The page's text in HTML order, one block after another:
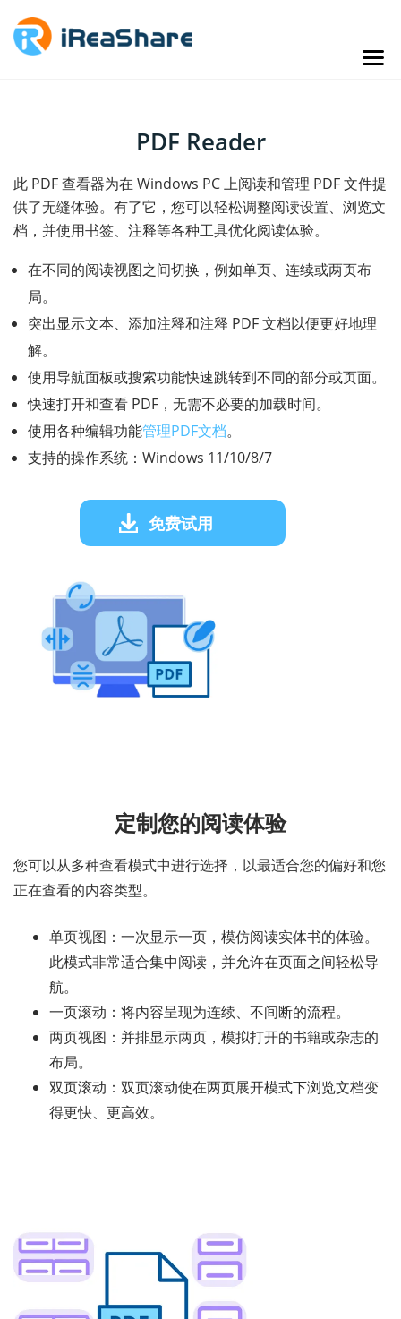
PDF Reader
此 PDF 查看器为在 Windows PC 上阅读和管理 PDF 文件提
供了无缝体验。有了它，您可以轻松调整阅读设置、浏览文
档，并使用书签、注释等各种工具优化阅读体验。
在不同的阅读视图之间切换，例如单页、连续或两页布
局。
突出显示文本、添加注释和注释 PDF 文档以便更好地理
解。
使用导航面板或搜索功能快速跳转到不同的部分或页面。
快速打开和查看 PDF，无需不必要的加载时间。
使用各种编辑功能管理PDF文档。
支持的操作系统：Windows 11/10/8/7
免费试用
定制您的阅读体验
您可以从多种查看模式中进行选择，以最适合您的偏好和您
正在查看的内容类型。
单页视图：一次显示一页，模仿阅读实体书的体验。
此模式非常适合集中阅读，并允许在页面之间轻松导
航。
一页滚动：将内容呈现为连续、不间断的流程。
两页视图：并排显示两页，模拟打开的书籍或杂志的
布局。
双页滚动：双页滚动使在两页展开模式下浏览文档变
得更快、更高效。